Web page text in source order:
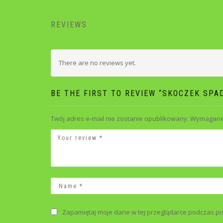
REVIEWS
There are no reviews yet.
BE THE FIRST TO REVIEW “SKOCZEK
Twój adres e-mail nie zostanie opublikowany.
Zapamiętaj moje dane w tej przeglądarce podczas